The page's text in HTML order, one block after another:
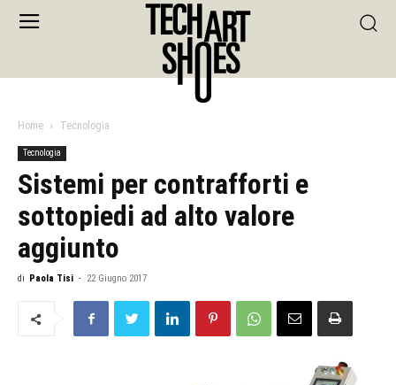
Home Tecnologia
Tecnologia
Sistemi per contrafforti e
sottopiedi ad alto valore
aggiunto
di Paola Tisi - 22 Giugno 2017